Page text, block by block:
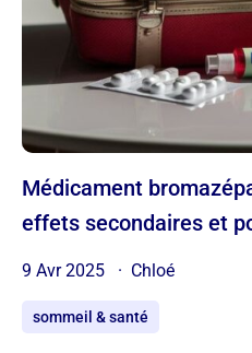
Médicament bromazépam - lexomil 6 mg :
effets secondaires et
9 Avr 2025 Chloé
sommeil & santé